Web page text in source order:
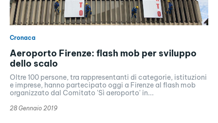
Cronaca
Aeroporto Firenze: flash mob per sviluppo
dello scalo
Oltre 100 persone, tra rappresentanti di categorie, istituzioni
e imprese, hanno partecipato oggi a Firenze al flash mob
organizzato dal Comitato 'Sì aeroporto' in...
28 Gennaio 2019